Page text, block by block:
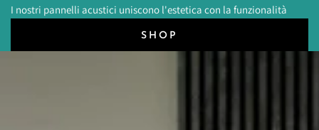
I nostri pannelli acustici uniscono l'estetica con la funzionalità
SHOP